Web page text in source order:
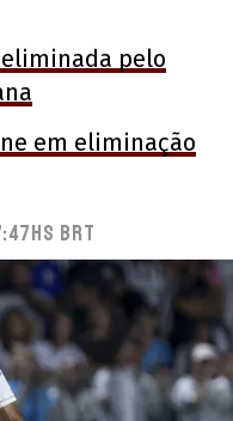
pelo
em eliminação
BRT